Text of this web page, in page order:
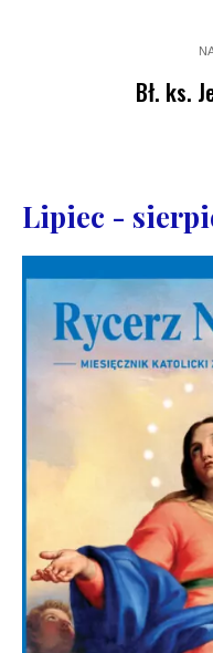
Bł. ks.
Lipiec -